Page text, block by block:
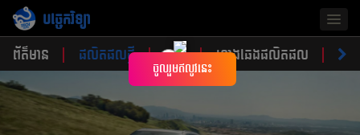
បច្ចេកវិទ្យា
ព័ត៌មាន ផលិតផលថ្មី គន្លឹះ ហាងឆេងផលិតផល ចំណ
×
ចូលរួមឥលូវនេះ